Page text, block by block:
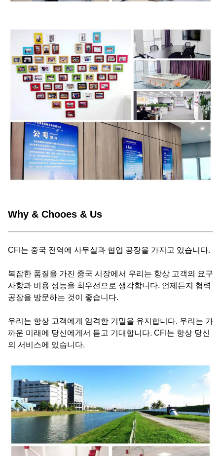
Why & Chooes & Us
CFI는 중국 전역에 사무실과 협업 공장을 가지고 있습니다.
복잡한 품질을 가진 중국 시장에서 우리는 항상 고객의 요구
사항과 비용 성능을 최우선으로 생각합니다. 언제든지 협력
공장을 방문하는 것이 좋습니다.
우리는 항상 고객에게 엄격한 기밀을 유지합니다. 우리는 가
까운 미래에 당신에게서 듣고 기대합니다. CFI는 항상 당신
의 서비스에 있습니다.